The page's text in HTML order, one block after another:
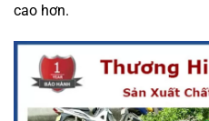
cao hơn.